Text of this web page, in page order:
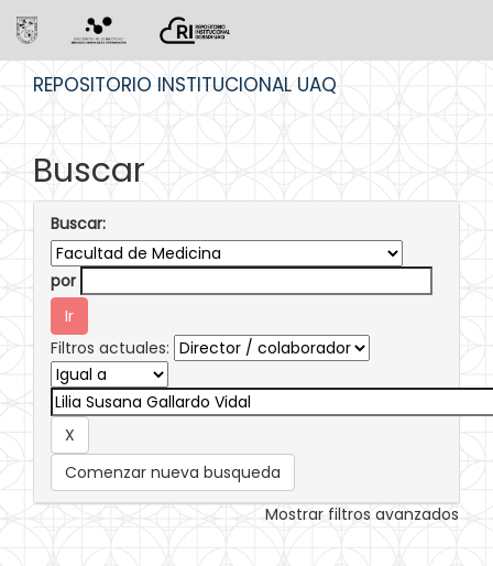
REPOSITORIO INSTITUCIONAL UAQ
Buscar
Buscar:
por
Filtros actuales:
Comenzar nueva busqueda
Mostrar filtros avanzados